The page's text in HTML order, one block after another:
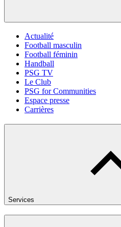
Actualité
Football masculin
Football féminin
Handball
PSG TV
Le Club
PSG for Communities
Espace presse
Carrières
Services